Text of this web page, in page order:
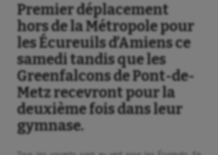
Premier déplacement
hors de la Métropole pour
les Écureuils d’Amiens ce
samedi tandis que les
Greenfalcons de Pont-de-
Metz recevront pour la
deuxième fois dans leur
gymnase.